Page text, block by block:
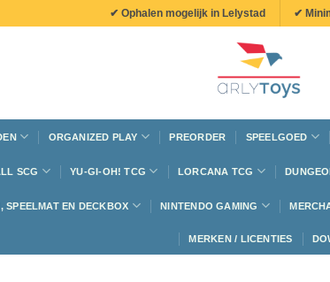
✔ Ophalen mogelijk in Lelystad ✔
ORGANIZED PLAY PREORDER SPEELGOED
SCG YU-GI-OH! TCG LORCANA TCG
SPEELMAT EN DECKBOX NINTENDO GAMING
MERKEN / LICENTIES